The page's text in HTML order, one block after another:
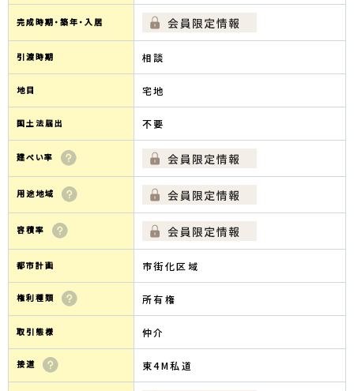
完成時期・築年・入居
引渡時期 相談
地目 宅地
国土法届出 不要
建ぺい率
用途地域
容積率
都市計画 市街化区域
権利種類 所有権
取引態様 仲介
接道 東4M私道